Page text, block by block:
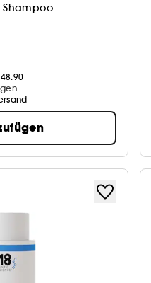
Shampoo
48.90